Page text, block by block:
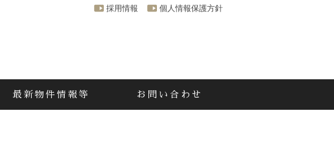
採用情報 個人情報保護方針
最新物件情報等 お問い合わせ